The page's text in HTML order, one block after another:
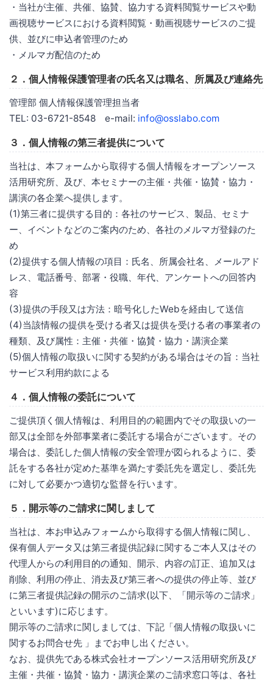
・当社が主催、共催、協賛、協力する資料閲覧サービスや動
画視聴サービスにおける資料閲覧・動画視聴サービスのご提
供、並びに申込者管理のため
・メルマガ配信のため
２．個人情報保護管理者の氏名又は職名、所属及び連絡先
管理部 個人情報保護管理担当者
TEL: 03-6721-8548 e-mail: info@osslabo.com
３．個人情報の第三者提供について
当社は、本フォームから取得する個人情報をオープンソース
活用研究所、及び、本セミナーの主催・共催・協賛・協力・
講演の各企業へ提供します。
(1)第三者に提供する目的：各社のサービス、製品、セミナ
ー、イベントなどのご案内のため、各社のメルマガ登録のた
め
(2)提供する個人情報の項目：氏名、所属会社名、メールアド
レス、電話番号、部署・役職、年代、アンケートへの回答内
容
(3)提供の手段又は方法：暗号化したWebを経由して送信
(4)当該情報の提供を受ける者又は提供を受ける者の事業者の
種類、及び属性：主催・共催・協賛・協力・講演企業
(5)個人情報の取扱いに関する契約がある場合はその旨：当社
サービス利用約款による
４．個人情報の委託について
ご提供頂く個人情報は、利用目的の範囲内でその取扱いの一
部又は全部を外部事業者に委託する場合がございます。その
場合は、委託した個人情報の安全管理が図られるように、委
託をする各社が定めた基準を満たす委託先を選定し、委託先
に対して必要かつ適切な監督を行います。
５．開示等のご請求に関しまして
当社は、本お申込みフォームから取得する個人情報に関し、
保有個人データ又は第三者提供記録に関するご本人又はその
代理人からの利用目的の通知、開示、内容の訂正、追加又は
削除、利用の停止、消去及び第三者への提供の停止等、並び
に第三者提供記録の開示のご請求(以下、「開示等のご請求」
といいます)に応じます。
開示等のご請求に関しましては、下記「個人情報の取扱いに
関するお問合せ先 」までお申し出ください。
なお、提供先である株式会社オープンソース活用研究所及び
主催・共催・協賛・協力・講演企業のご請求窓口等は、各社